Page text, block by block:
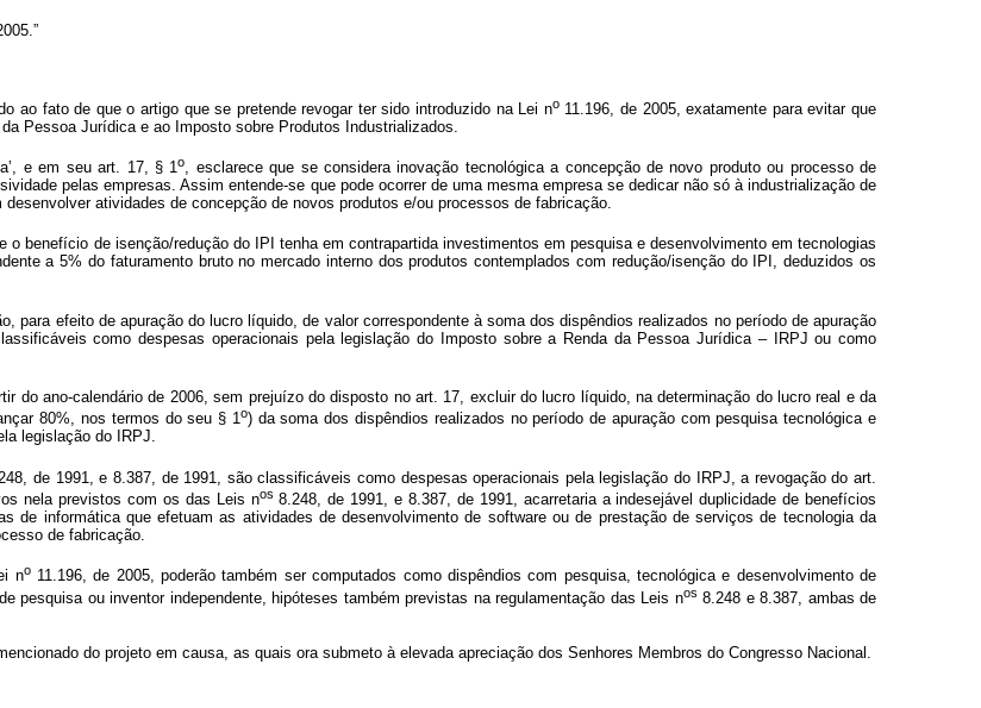
ao fato de que o artigo que se pretende revogar ter sido introduzido na Lei no11.196, de 2005, exatamente para evitar que
Pessoa Jurídica e ao Imposto sobre Produtos Industrializados.
e em seu art. 17, § 1o, esclarece que se considera inovação tecnológica a concepção de novo produto ou processo de
pelas empresas. Assim entende-se que pode ocorrer de uma mesma empresa se dedicar não só à industrialização de
atividades de concepção de novos produtos e/ou processos de fabricação.
o benefício de isenção/redução do IPI tenha em contrapartida investimentos em pesquisa e desenvolvimento em tecnologias
a 5% do faturamento bruto no mercado interno dos produtos contemplados com redução/isenção do IPI, deduzidos os
para efeito de apuração do lucro líquido, de valor correspondente à soma dos dispêndios realizados no período de apuração
como despesas operacionais pela legislação do Imposto sobre a Renda da Pessoa Jurídica – IRPJ ou como
do ano-calendário de 2006, sem prejuízo do disposto no art. 17, excluir do lucro líquido, na determinação do lucro real e da
80%, nos termos do seu § 1o) da soma dos dispêndios realizados no período de apuração com pesquisa tecnológica e
legislação do IRPJ.
de 1991, e 8.387, de 1991, são classificáveis como despesas operacionais pela legislação do IRPJ, a revogação do art.
nela previstos com os das Leis nos 8.248, de 1991, e 8.387, de 1991, acarretaria a indesejável duplicidade de benefícios
de informática que efetuam as atividades de desenvolvimento de software ou de prestação de serviços de tecnologia da
de fabricação.
no11.196, de 2005, poderão também ser computados como dispêndios com pesquisa, tecnológica e desenvolvimento de
pesquisa ou inventor independente, hipóteses também previstas na regulamentação das Leis nos 8.248 e 8.387, ambas de
do projeto em causa, as quais ora submeto à elevada apreciação dos Senhores Membros do Congresso Nacional.